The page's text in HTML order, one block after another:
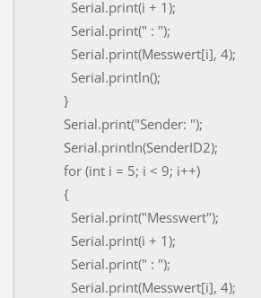
Serial.print(i + 1);
Serial.print(" : ");
Serial.print(Messwert[i], 4);
Serial.println();
}
Serial.print("Sender: ");
Serial.println(SenderID2);
for (int i = 5; i < 9; i++)
{
Serial.print("Messwert");
Serial.print(i + 1);
Serial.print(" : ");
Serial.print(Messwert[i], 4);